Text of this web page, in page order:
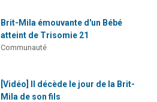
Brit-Mila émouvante d'un Bébé
atteint de Trisomie 21
Communauté
[Vidéo] Il décède le jour de la Brit-
Mila de son fils